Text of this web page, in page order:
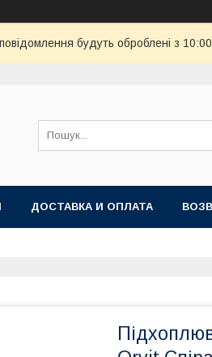
будуть оброблені з
ДОСТАВКА И ОПЛАТА